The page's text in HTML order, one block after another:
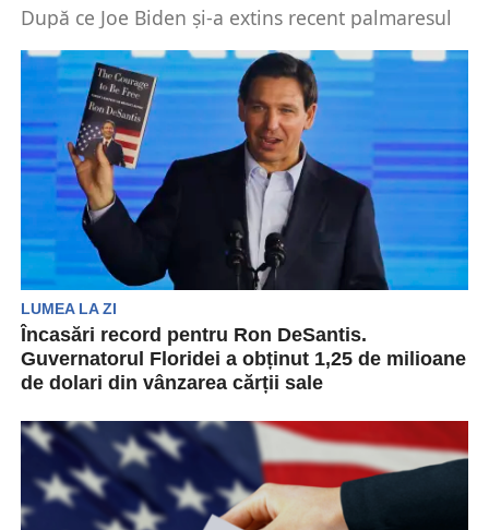
După ce Joe Biden și-a extins recent palmaresul
Putin...
LUMEA LA ZI
Încasări record pentru Ron DeSantis.
Guvernatorul Floridei a obținut 1,25 de milioane
de dolari din vânzarea cărții sale
1,25 milioane de dolari de la editorul său pentru
scrierea...